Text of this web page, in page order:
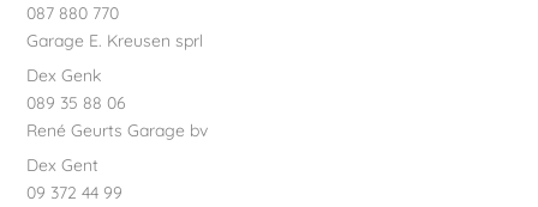
087 880 770
Garage E. Kreusen sprl
Dex Genk
089 35 88 06
René Geurts Garage bv
Dex Gent
09 372 44 99